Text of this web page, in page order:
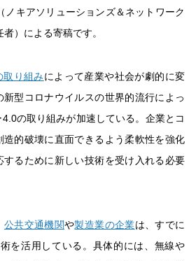
キアソリューションズ＆ネットワーク
）による寄稿です。
取り組みによって産業や社会が劇的に変
型コロナウイルスの世界的流行によっ
の取り組みが加速している。企業とコ
造的破壊に直面できるよう柔軟性を強化
るために新しい技術を受け入れる必要
公共交通機関や製造業の企業は、すでに
を活用している。具体的には、無線や